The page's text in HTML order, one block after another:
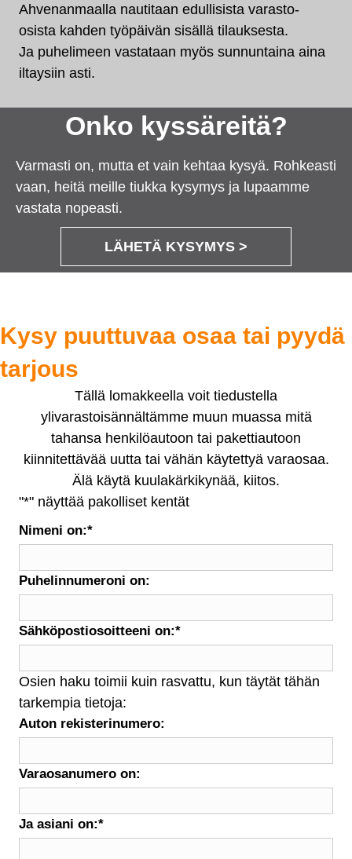
Ahvenanmaalla nautitaan edullisista varasto-
osista kahden työpäivän sisällä tilauksesta.
Ja puhelimeen vastataan myös sunnuntaina aina
iltaysiin asti.
Onko kyssäreitä?
Varmasti on, mutta et vain kehtaa kysyä. Rohkeasti
vaan, heitä meille tiukka kysymys ja lupaamme
vastata nopeasti.
LÄHETÄ KYSYMYS >
Kysy puuttuvaa osaa tai pyydä
tarjous
Tällä lomakkeella voit tiedustella
ylivarastoisännältämme muun muassa mitä
tahansa henkilöautoon tai pakettiautoon
kiinnitettävää uutta tai vähän käytettyä varaosaa.
Älä käytä kuulakärkikynää, kiitos.
"*" näyttää pakolliset kentät
Nimeni on:*
Puhelinnumeroni on:
Sähköpostiosoitteeni on:*
Osien haku toimii kuin rasvattu, kun täytät tähän
tarkempia tietoja:
Auton rekisterinumero:
Varaosanumero on:
Ja asiani on:*